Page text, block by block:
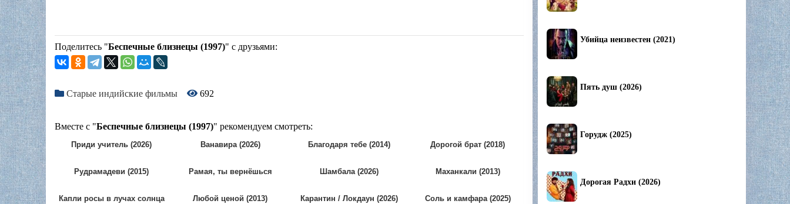
Поделитесь "Беспечные близнецы (1997)" с друзьями:
Старые индийские фильмы 692
Вместе с "Беспечные близнецы (1997)" рекомендуем смотреть:
Приди учитель (2026) Ванавира (2026) Благодаря тебе (2014) Дорогой брат (2018)
Рудрамадеви (2015)
Рамая, ты вернёшься
Шамбала (2026) Маханкали (2013)
Капли росы в лучах солнца
Любой ценой (2013) Карантин / Локдаун (2026) Соль и камфара (2025)
Убийца неизвестен (2021)
Пять душ (2026)
Горудж (2025)
Дорогая Радхи (2026)